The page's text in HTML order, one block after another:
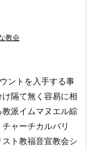
教会
ントを入手する事
隔て無く容易に相
教派イムマヌエル綜
ャーチカルバリ
ト教福音宣教会シ